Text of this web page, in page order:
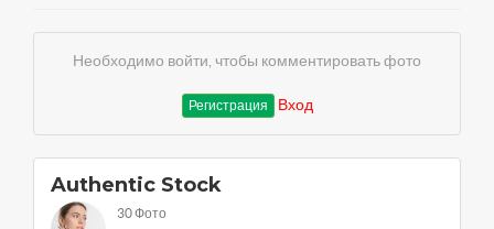
Необходимо войти, чтобы комментировать фото
Регистрация Вход
Authentic Stock
30 Фото